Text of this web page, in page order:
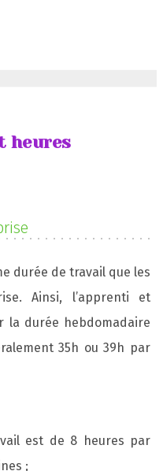
heures
durée de travail que les
Ainsi, l’apprenti et
la durée hebdomadaire
35h ou 39h par
est de 8 heures par
;